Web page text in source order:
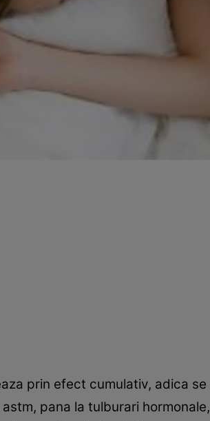
prin efect cumulativ, adica
pana la tulburari